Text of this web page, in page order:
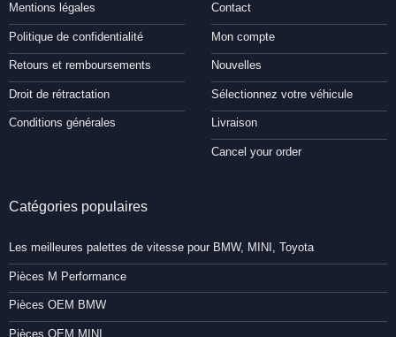
Mentions légales
Politique de confidentialité
Retours et remboursements
Droit de rétractation
Conditions générales
Contact
Mon compte
Nouvelles
Sélectionnez votre véhicule
Livraison
Cancel your order
Catégories populaires
Les meilleures palettes de vitesse pour BMW, MINI, Toyota
Pièces M Performance
Pièces OEM BMW
Pièces OEM MINI